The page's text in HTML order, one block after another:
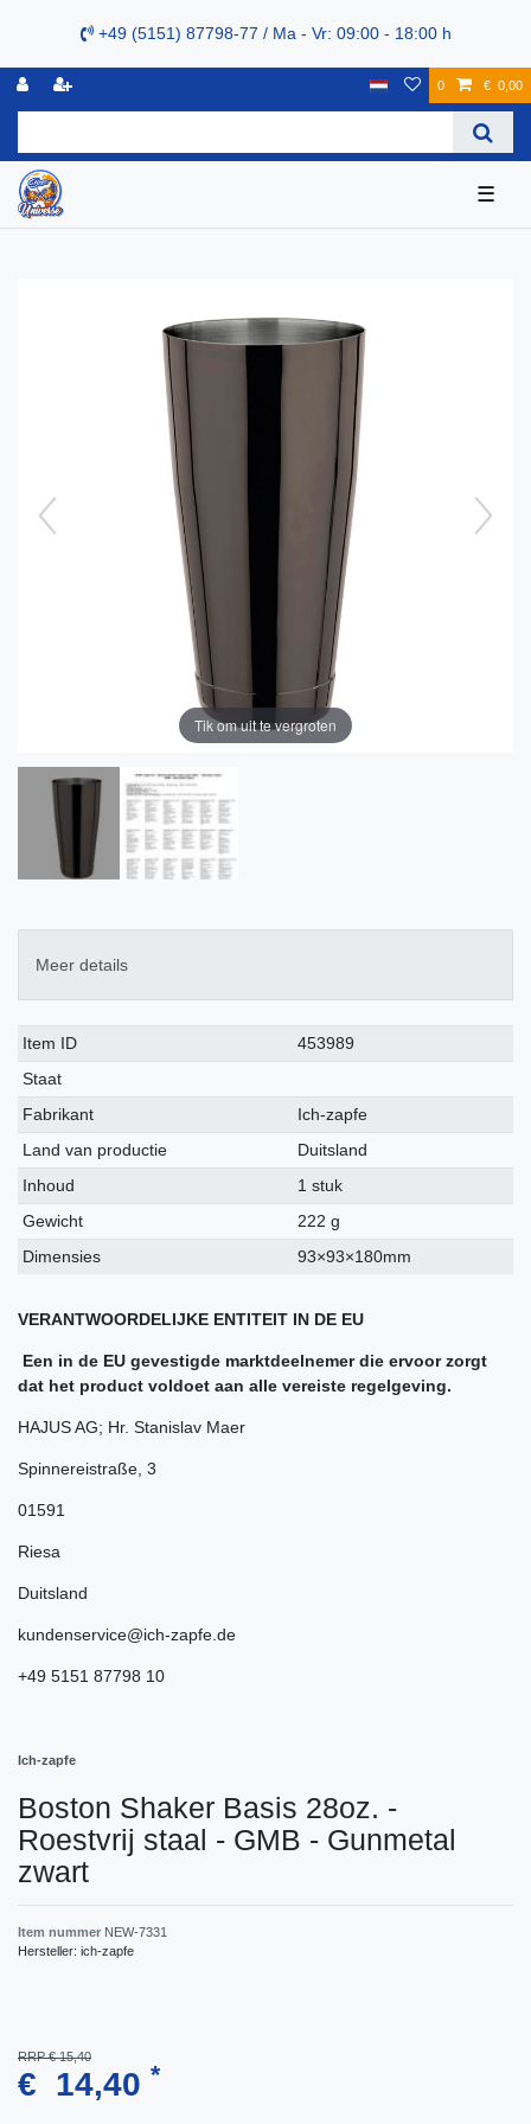
+49 (5151) 87798-77 / Ma - Vr: 09:00 - 18:00 h
0 € 0,00
☰
Tik om uit te vergroten
Meer details
Technisch
kenmerk
Waarde
Item ID
453989
Staat
Fabrikant
Ich-zapfe
Land van productie
Duitsland
Inhoud
1 stuk
Gewicht
222 g
Dimensies
93×93×180mm
VERANTWOORDELIJKE ENTITEIT IN DE EU
Een in de EU gevestigde marktdeelnemer die ervoor zorgt
dat het product voldoet aan alle vereiste regelgeving.
HAJUS AG; Hr. Stanislav Maer
Spinnereistraße 3
01591
Riesa
Duitsland
kundenservice@ich-zapfe.de
+49 5151 87798 10
Ich-zapfe
Boston Shaker Basis 28oz. -
Roestvrij staal - GMB - Gunmetal
zwart
Item nummer NEW-7331
Hersteller: ich-zapfe
RRP € 15,40
€ 14,40 *